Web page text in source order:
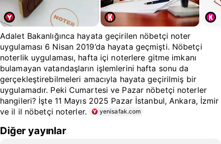
Adalet Bakanlığınca hayata geçirilen nöbetçi noter
uygulaması 6 Nisan 2019’da hayata geçmişti. Nöbetçi
noterlik uygulaması, hafta içi noterlere gitme imkanı
bulamayan vatandaşların işlemlerini hafta sonu da
gerçekleştirebilmeleri amacıyla hayata geçirilmiş bir
uygulamadır. Peki Cumartesi ve Pazar nöbetçi noterler
hangileri? İşte 11 Mayıs 2025 Pazar İstanbul, Ankara, İzmir
ve il il nöbetçi noterler.
yenisafak.com
Diğer yayınlar